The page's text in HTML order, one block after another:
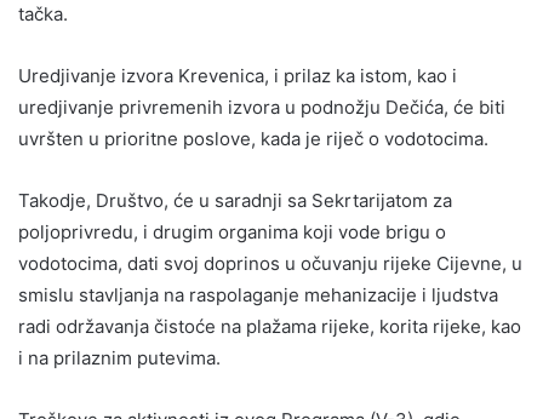
tačka.
Uredjivanje izvora Krevenica, i prilaz ka istom, kao i
uredjivanje privremenih izvora u podnožju Dečića, će biti
uvršten u prioritne poslove, kada je riječ o vodotocima.
Takodje, Društvo, će u saradnji sa Sekrtarijatom za
poljoprivredu, i drugim organima koji vode brigu o
vodotocima, dati svoj doprinos u očuvanju rijeke Cijevne, u
smislu stavljanja na raspolaganje mehanizacije i ljudstva
radi održavanja čistoće na plažama rijeke, korita rijeke, kao
i na prilaznim putevima.